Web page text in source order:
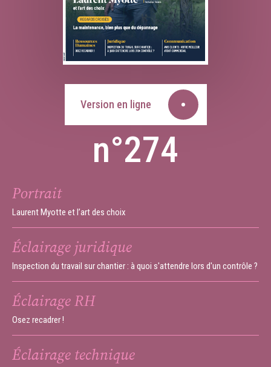
Version en ligne
n°274
Portrait
Laurent Myotte et l’art des choix
Éclairage juridique
Inspection du travail sur chantier : à quoi s'attendre lors d'un contrôle ?
Éclairage RH
Osez recadrer !
Éclairage technique